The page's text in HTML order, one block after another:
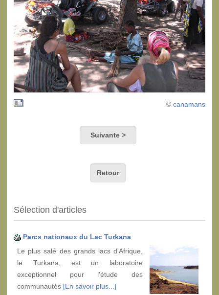
© canamans
Suivante >
Retour
Sélection d'articles
Parcs nationaux du Lac Turkana
Le plus salé des grands lacs d'Afrique,
le Turkana, est un laboratoire
exceptionnel pour l'étude des
communautés [En savoir plus...]